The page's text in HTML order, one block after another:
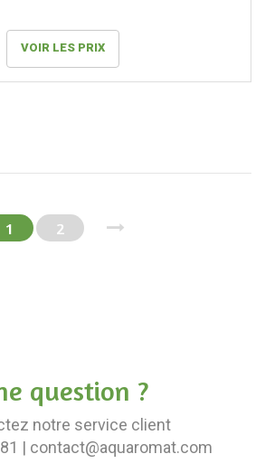
VOIR LES PRIX
1 2
question ?
notre service client
| contact@aquaromat.com